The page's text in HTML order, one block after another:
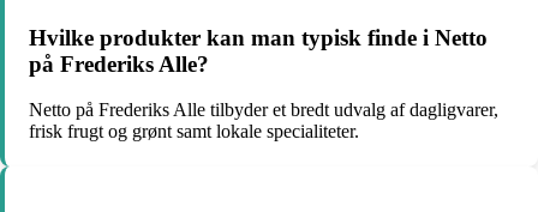
Hvilke produkter kan man typisk finde i Netto
på Frederiks Alle?
Netto på Frederiks Alle tilbyder et bredt udvalg af dagligvarer,
frisk frugt og grønt samt lokale specialiteter.